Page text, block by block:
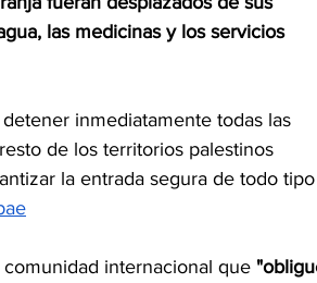
las medicinas y los servicios
inmediatamente todas las
de los territorios palestinos
la entrada segura de todo
internacional que